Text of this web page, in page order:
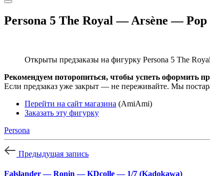
Persona 5 The Royal — Arsène —
Открыты предзаказы на фигурку Persona 5 The
Рекомендуем поторопиться, чтобы успеть оформить
Если предзаказ уже закрыт — не переживайте. Мы
Перейти на сайт магазина (AmiAmi)
Заказать эту фигурку
Persona
Предыдущая запись
Falslander — Ronin — KDcolle — 1/7 (Kadokawa)